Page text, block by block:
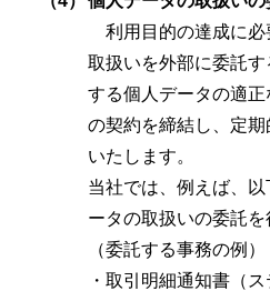
利用目的の達成に必
取扱いを外部に委託
する個人データの適
の契約を締結し、定
いたします。
当社では、例えば、
ータの取扱いの委託を
（委託する事務の例）
・取引明細通知書（